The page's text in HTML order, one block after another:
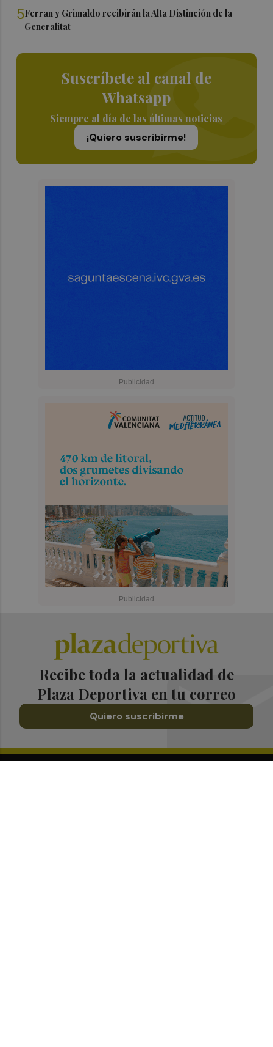
5Ferran y Grimaldo recibirán la Alta Distinción de la
Generalitat
Suscríbete al canal de
Whatsapp
Siempre al día de las últimas noticias
¡Quiero suscribirme!
Recibe toda la actualidad de
Plaza Deportiva en tu correo
Quiero suscribirme